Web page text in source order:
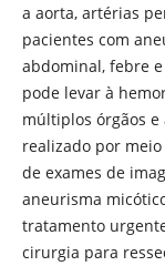
a aorta, artérias
pacientes com
abdominal, febre
pode levar à
múltiplos órgãos
realizado por
de exames de
aneurisma
tratamento
cirurgia para